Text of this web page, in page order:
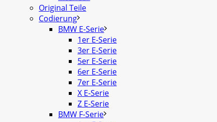
Original Teile
Codierung
BMW E-Serie
1er E-Serie
3er E-Serie
5er E-Serie
6er E-Serie
7er E-Serie
X E-Serie
Z E-Serie
BMW F-Serie